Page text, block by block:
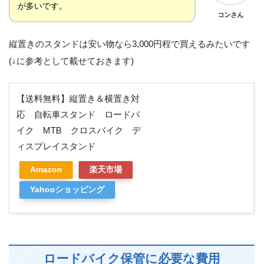
が多いです。
コンさん
縦置きのスタンドは安い物なら3,000円程で買えるみたいです
(↓に参考として載せておきます)
【送料無料】縦置き＆横置き対
応 自転車スタンド ロードバ
イク MTB クロスバイク デ
ィスプレイスタンド
Amazon 楽天市場
Yahooショッピング
ロードバイク保管に必要な費用